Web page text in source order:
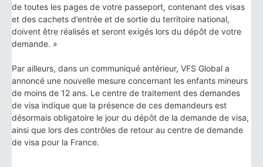
de toutes les pages de votre passeport, contenant des visas
et des cachets d’entrée et de sortie du territoire national,
doivent être réalisés et seront exigés lors du dépôt de votre
demande. »
Par ailleurs, dans un communiqué antérieur, VFS Global a
annoncé une nouvelle mesure concernant les enfants mineurs
de moins de 12 ans. Le centre de traitement des demandes
de visa indique que la présence de ces demandeurs est
désormais obligatoire le jour du dépôt de la demande de visa,
ainsi que lors des contrôles de retour au centre de demande
de visa pour la France.